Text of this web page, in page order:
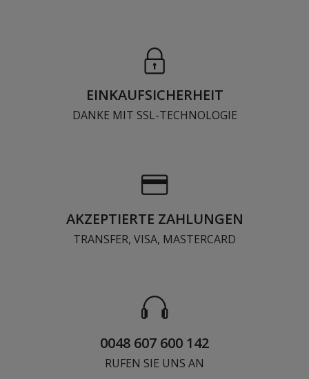
EINKAUFSICHERHEIT
DANKE MIT SSL-TECHNOLOGIE
AKZEPTIERTE ZAHLUNGEN
TRANSFER, VISA, MASTERCARD
0048 607 600 142
RUFEN SIE UNS AN